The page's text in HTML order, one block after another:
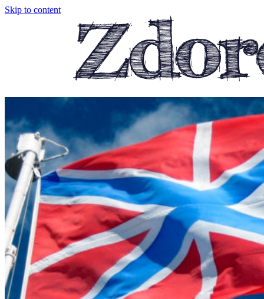
Skip to content